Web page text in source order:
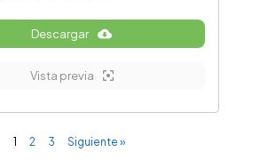
Descargar
Vista previa
1 2 3 Siguiente »